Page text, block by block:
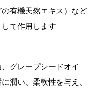
有機天然エキス）など
て作用します
グレープシードオイ
潤い、柔軟性を与え、